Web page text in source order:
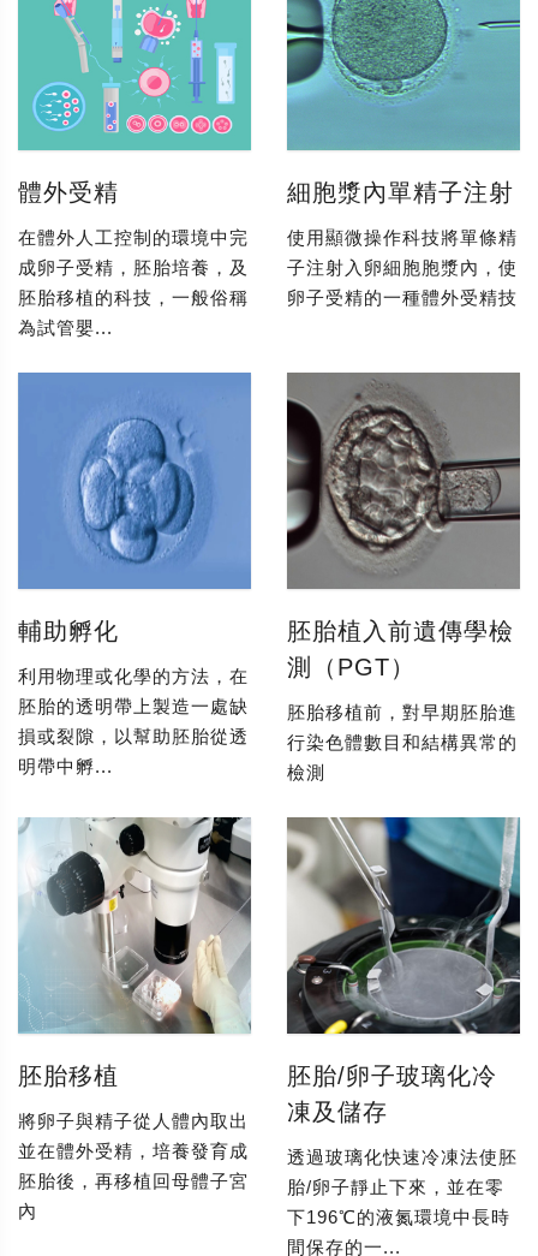
體外受精
在體外人工控制的環境中完
成卵子受精，胚胎培養，及
胚胎移植的科技，一般俗稱
為試管嬰...
細胞漿內單精子注射
使用顯微操作科技將單條精
子注射入卵細胞胞漿內，使
卵子受精的一種體外受精技
輔助孵化
利用物理或化學的方法，在
胚胎的透明帶上製造一處缺
損或裂隙，以幫助胚胎從透
明帶中孵...
胚胎植入前遺傳學檢
測（PGT）
胚胎移植前，對早期胚胎進
行染色體數目和結構異常的
檢測
胚胎移植
將卵子與精子從人體內取出
並在體外受精，培養發育成
胚胎後，再移植回母體子宮
內
胚胎/卵子玻璃化冷
凍及儲存
透過玻璃化快速冷凍法使胚
胎/卵子靜止下來，並在零
下196℃的液氮環境中長時
間保存的一...